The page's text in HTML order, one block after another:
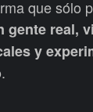
que sólo
gente real,
y
.